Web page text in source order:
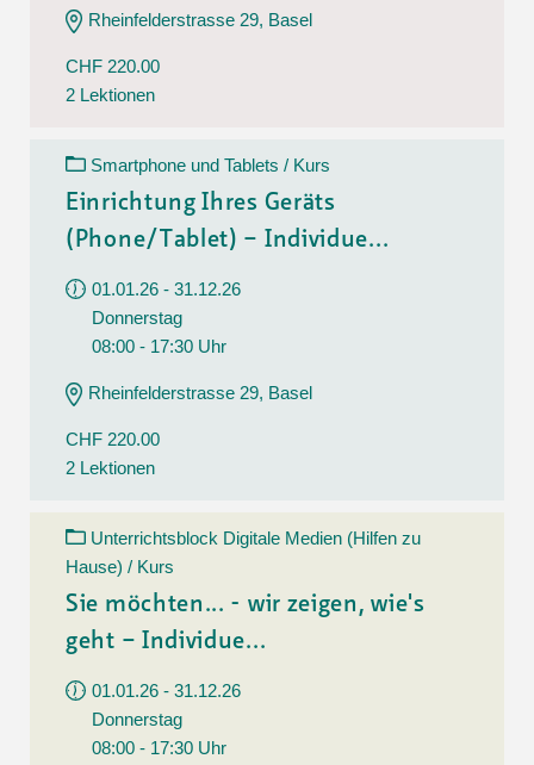
Rheinfelderstrasse 29, Basel
CHF 220.00
2 Lektionen
Smartphone und Tablets / Kurs
Einrichtung Ihres Geräts
(Phone/Tablet) – Individue...
01.01.26 - 31.12.26
Donnerstag
08:00 - 17:30 Uhr
Rheinfelderstrasse 29, Basel
CHF 220.00
2 Lektionen
Unterrichtsblock Digitale Medien (Hilfen zu
Hause) / Kurs
Sie möchten... - wir zeigen, wie's
geht – Individue...
01.01.26 - 31.12.26
Donnerstag
08:00 - 17:30 Uhr